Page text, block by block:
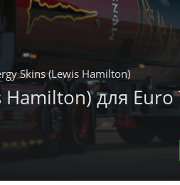
Skins (Lewis Hamilton)
для